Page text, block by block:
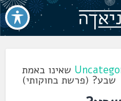
7 שאינו באמת
שבע? (פרשת בחוקותי)